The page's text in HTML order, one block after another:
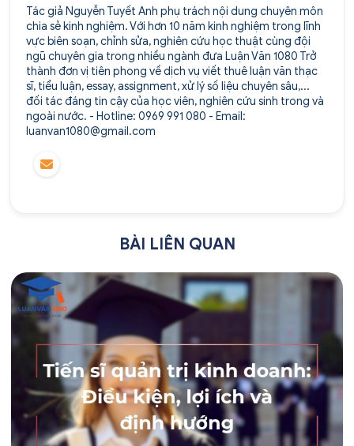
Tác giả Nguyễn Tuyết Anh phụ trách nội dung chuyên môn
chia sẻ kinh nghiệm. Với hơn 10 năm kinh nghiệm trong lĩnh
vực biên soạn, chỉnh sửa, nghiên cứu học thuật cùng đội
ngũ chuyên gia trong nhiều ngành đưa Luận Văn 1080 Trở
thành đơn vị tiên phong về dịch vụ viết thuê luận văn thạc
sĩ, tiểu luận, essay, assignment, xử lý số liệu chuyên sâu,...
đối tác đáng tin cậy của học viên, nghiên cứu sinh trong và
ngoài nước. - Hotline: 0969 991 080 - Email:
luanvan1080@gmail.com
BÀI LIÊN QUAN